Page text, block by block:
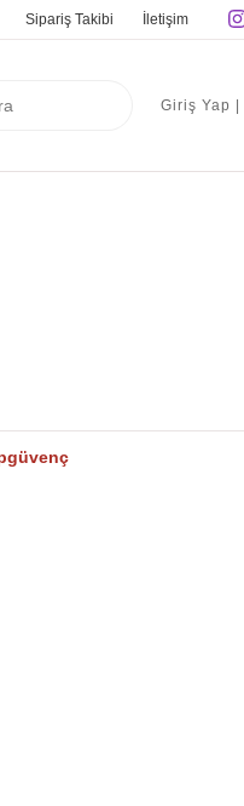
Sipariş Takibi İletişim
Giriş Yap |